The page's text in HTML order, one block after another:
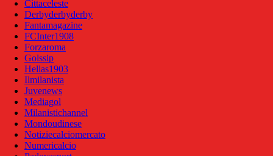
Cittaceleste
Derbyderbyderby
Fantamagazine
FCInter1908
Forzaroma
Golssip
Hellas1903
Ilmilanista
Juvenews
Mediagol
Milanistichannel
Mondoudinese
Notiziecalciomercato
Numericalcio